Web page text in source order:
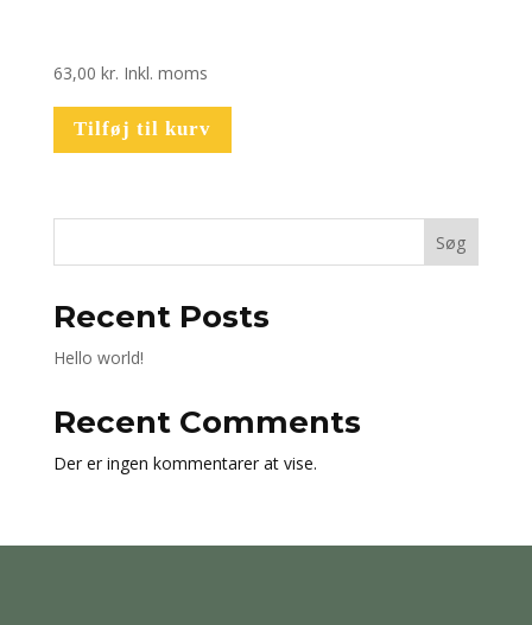
63,00 kr. Inkl. moms
Tilføj til kurv
Søg
Recent Posts
Hello world!
Recent Comments
Der er ingen kommentarer at vise.